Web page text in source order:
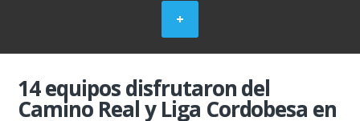
14 equipos disfrutaron del
Camino Real y Liga Cordobesa en